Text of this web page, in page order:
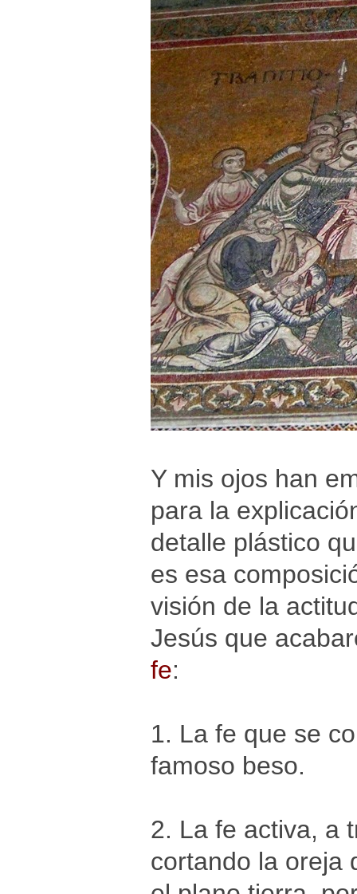
Y mis ojos han
para la
detalle plástico
es esa
visión de la
Jesús que
fe:
1. La fe que se
famoso beso.
2. La fe activa, a
cortando la oreja